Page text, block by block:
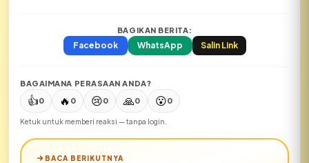
BAGIKAN BERITA:
Facebook WhatsApp Salin Link
BAGAIMANA PERASAAN ANDA?
👍0 🔥 0 😢0 🙏0 😮0
Ketuk untuk memberi reaksi — tanpa login.
BACA BERIKUTNYA